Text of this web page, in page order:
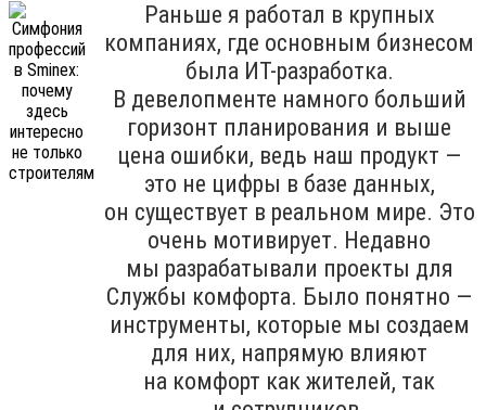
Раньше я работал в крупных
компаниях, где основным бизнесом
была ИТ-разработка.
В девелопменте намного больший
горизонт планирования и выше
цена ошибки, ведь наш продукт —
это не цифры в базе данных,
он существует в реальном мире. Это
очень мотивирует. Недавно
мы разрабатывали проекты для
Службы комфорта. Было понятно —
инструменты, которые мы создаем
для них, напрямую влияют
на комфорт как жителей, так